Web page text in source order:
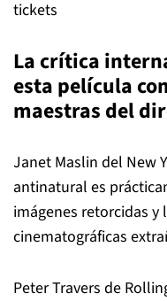
tickets
La crítica
esta película
maestras del
Janet Maslin del New
antinatural es
imágenes retorcidas
cinematográficas
Peter Travers de